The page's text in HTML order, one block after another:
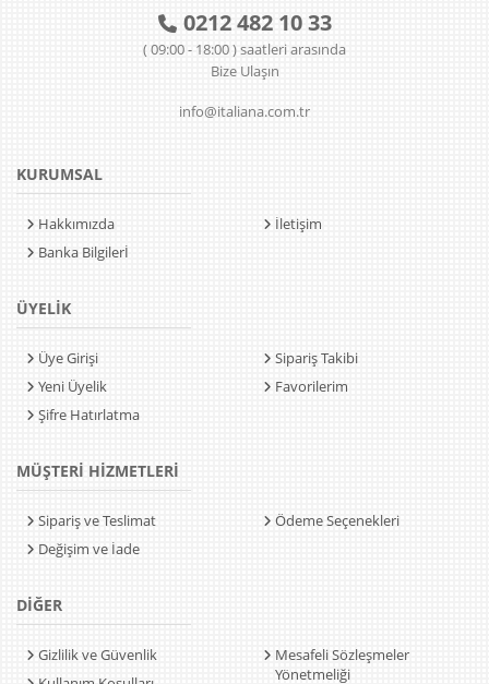
0212 482 10 33
( 09:00 - 18:00 ) saatleri arasında
Bize Ulaşın
info@italiana.com.tr
KURUMSAL
Hakkımızda
Banka Bilgilerİ
İletişim
ÜYELİK
Üye Girişi
Yeni Üyelik
Şifre Hatırlatma
Sipariş Takibi
Favorilerim
MÜŞTERİ HİZMETLERİ
Sipariş ve Teslimat
Değişim ve İade
Ödeme Seçenekleri
DİĞER
Gizlilik ve Güvenlik
Mesafeli Sözleşmeler
Yönetmeliği